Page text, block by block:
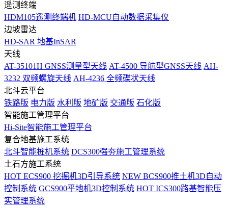
遥测终端
HDM105遥测终端机 HD-MCU自动数据采集仪
边坡雷达
HD-SAR 地基InSAR
天线
AT-35101H GNSS测量型天线 AT-4500 导航型GNSS天线 AH-
3232 双频螺旋天线 AH-4236 全频碟状天线
北斗云平台
铁路版 电力版 水利版 地矿版 交通版 石化版
智能施工管理平台
Hi-Site智能施工管理平台
复合地基施工系统
北斗智能桩机系统 DCS300强夯施工管理系统
土石方施工系统
HOT ECS900 挖掘机3D引导系统 NEW BCS900推土机3D自动
控制系统 GCS900平地机3D控制系统 HOT ICS300路基智能压
实管理系统